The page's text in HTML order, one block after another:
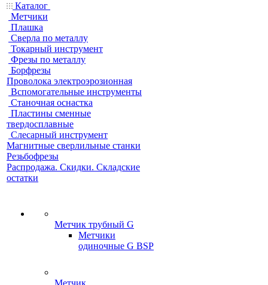
Каталог
Метчики
Плашка
Сверла по металлу
Токарный инструмент
Фрезы по металлу
Борфрезы
Проволока электроэрозионная
Вспомогательные инструменты
Станочная оснастка
Пластины сменные
твердосплавные
Слесарный инструмент
Магнитные сверлильные станки
Резьбофрезы
Распродажа. Скидки. Складские
остатки
Метчик трубный G
Метчики
одиночные G BSP
Метчик